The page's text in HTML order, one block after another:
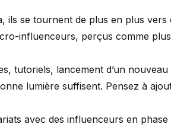
ils se tournent de plus en plus vers
influenceurs, perçus comme
tutoriels, lancement d’un
lumière suffisent. Pensez à
avec des influenceurs en